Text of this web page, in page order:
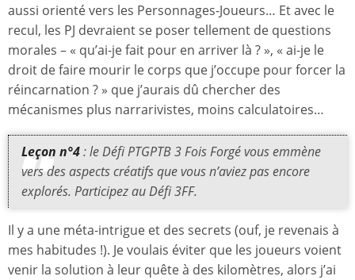
aussi orienté vers les Personnages-Joueurs… Et avec le
recul, les PJ devraient se poser tellement de questions
morales – « qu’ai-je fait pour en arriver là ? », « ai-je le
droit de faire mourir le corps que j’occupe pour forcer la
réincarnation ? » que j’aurais dû chercher des
mécanismes plus narrarivistes, moins calculatoires…
Leçon n°4: le Défi PTGPTB 3 Fois Forgé vous emmène
vers des aspects créatifs que vous n’aviez pas encore
explorés. Participez au Défi 3FF.
Il y a une méta-intrigue et des secrets (ouf, je revenais à
mes habitudes !). Je voulais éviter que les joueurs voient
venir la solution à leur quête à des kilomètres, alors j’ai